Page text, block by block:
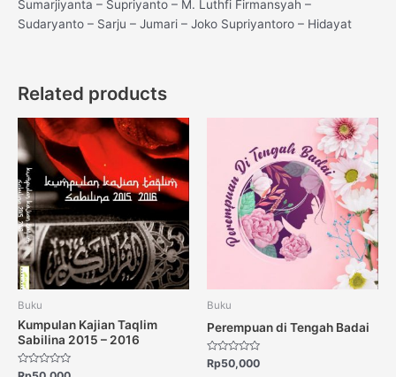
Sumarjiyanta – Supriyanto – M. Luthfi Firmansyah –
Sudaryanto – Sarju – Jumari – Joko Supriyantoro – Hidayat
Related products
Buku
Kumpulan Kajian Taqlim
Sabilina 2015 – 2016
Rated
Buku
Perempuan di Tengah Badai
Rated
0
Rp50,000